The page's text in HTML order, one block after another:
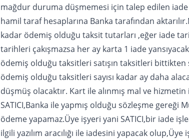
mağdur duruma düşmemesi için talep edilen
hamil taraf hesaplarına Banka tarafından
kadar ödemiş olduğu taksit tutarları ,eğer iade
tarihleri çakışmazsa her ay karta 1 iade
ödemiş olduğu taksitleri satışın taksitleri
ödemiş olduğu taksitleri sayısı kadar ay daha
düşmüş olacaktır. Kart ile alınmış mal ve
SATICI,Banka ile yapmış olduğu sözleşme gereği
ödeme yapamaz.Üye işyeri yani SATICI,bir iade
ilgili yazılım aracılığı ile iadesini yapacak